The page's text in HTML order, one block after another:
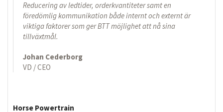
Reducering av ledtider, orderkvantiteter samt en
föredömlig kommunikation både internt och externt är
viktiga faktorer som ger BTT möjlighet att nå sina
tillväxtmål.
Johan Cederborg
VD / CEO
Horse Powertrain